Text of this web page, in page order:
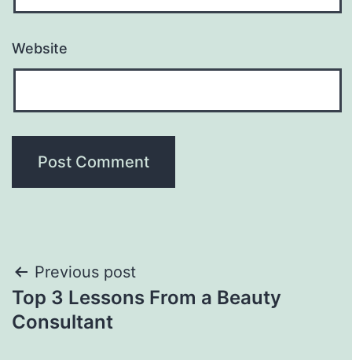
Website
Post
navigation
Previous post
Top 3 Lessons From a Beauty
Consultant